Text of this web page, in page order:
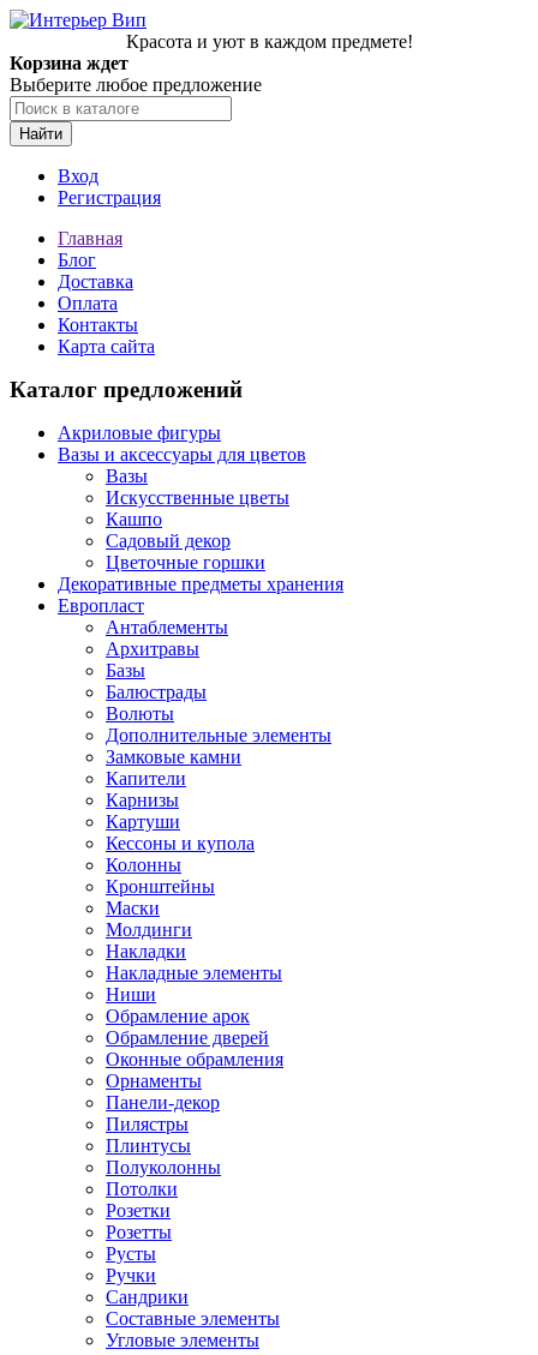
Красота и уют в каждом предмете!
Корзина ждет
Выберите любое предложение
Найти
Вход
Регистрация
Главная
Блог
Доставка
Оплата
Контакты
Карта сайта
Каталог предложений
Акриловые фигуры
Вазы и аксессуары для цветов
Вазы
Искусственные цветы
Кашпо
Садовый декор
Цветочные горшки
Декоративные предметы хранения
Европласт
Антаблементы
Архитравы
Базы
Балюстрады
Волюты
Дополнительные элементы
Замковые камни
Капители
Карнизы
Картуши
Кессоны и купола
Колонны
Кронштейны
Маски
Молдинги
Накладки
Накладные элементы
Ниши
Обрамление арок
Обрамление дверей
Оконные обрамления
Орнаменты
Панели-декор
Пилястры
Плинтусы
Полуколонны
Потолки
Розетки
Розетты
Русты
Ручки
Сандрики
Составные элементы
Угловые элементы